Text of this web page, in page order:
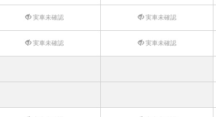
実車未確認 実車未確認
実車未確認 実車未確認